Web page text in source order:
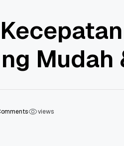
Mudah
views